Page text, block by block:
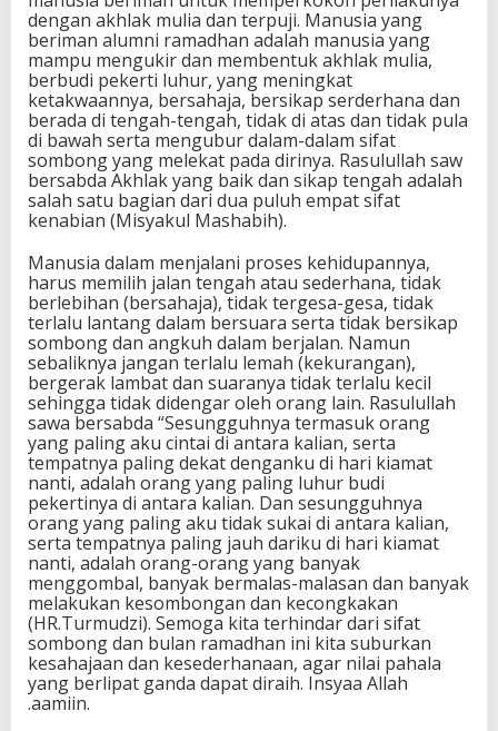
dengan akhlak mulia dan terpuji. Manusia yang
beriman alumni ramadhan adalah manusia yang
mampu mengukir dan membentuk akhlak mulia,
berbudi pekerti luhur, yang meningkat
ketakwaannya, bersahaja, bersikap serderhana dan
berada di tengah-tengah, tidak di atas dan tidak pula
di bawah serta mengubur dalam-dalam sifat
sombong yang melekat pada dirinya. Rasulullah saw
bersabda Akhlak yang baik dan sikap tengah adalah
salah satu bagian dari dua puluh empat sifat
kenabian (Misyakul Mashabih).
Manusia dalam menjalani proses kehidupannya,
harus memilih jalan tengah atau sederhana, tidak
berlebihan (bersahaja), tidak tergesa-gesa, tidak
terlalu lantang dalam bersuara serta tidak bersikap
sombong dan angkuh dalam berjalan. Namun
sebaliknya jangan terlalu lemah (kekurangan),
bergerak lambat dan suaranya tidak terlalu kecil
sehingga tidak didengar oleh orang lain. Rasulullah
sawa bersabda “Sesungguhnya termasuk orang
yang paling aku cintai di antara kalian, serta
tempatnya paling dekat denganku di hari kiamat
nanti, adalah orang yang paling luhur budi
pekertinya di antara kalian. Dan sesungguhnya
orang yang paling aku tidak sukai di antara kalian,
serta tempatnya paling jauh dariku di hari kiamat
nanti, adalah orang-orang yang banyak
menggombal, banyak bermalas-malasan dan banyak
melakukan kesombongan dan kecongkakan
(HR.Turmudzi). Semoga kita terhindar dari sifat
sombong dan bulan ramadhan ini kita suburkan
kesahajaan dan kesederhanaan, agar nilai pahala
yang berlipat ganda dapat diraih. Insyaa Allah
.aamiin.